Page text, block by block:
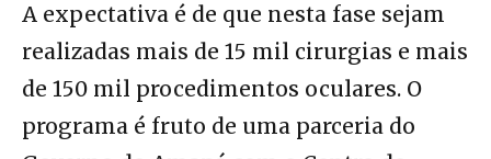
A expectativa é de que nesta fase sejam
realizadas mais de 15 mil cirurgias e mais
de 150 mil procedimentos oculares. O
programa é fruto de uma parceria do